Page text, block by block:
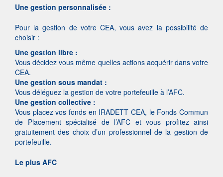
Une gestion personnalisée :
Pour la gestion de votre CEA, vous avez la possibilité de
choisir :
Une gestion libre :
Vous décidez vous même quelles actions acquérir dans votre
CEA.
Une gestion sous mandat :
Vous déléguez la gestion de votre portefeuille à l’AFC.
Une gestion collective :
Vous placez vos fonds en IRADETT CEA, le Fonds Commun
de Placement spécialisé de l’AFC et vous profitez ainsi
gratuitement des choix d’un professionnel de la gestion de
portefeuille.
Le plus AFC